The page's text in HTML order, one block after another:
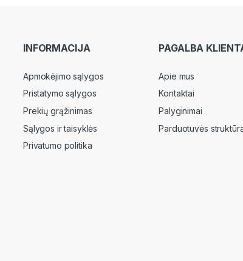
INFORMACIJA
Apmokėjimo sąlygos
Pristatymo sąlygos
Prekių grąžinimas
Sąlygos ir taisyklės
Privatumo politika
PAGALBA
Apie mus
Kontaktai
Palyginimai
Parduotuvės